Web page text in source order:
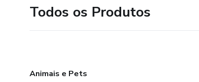
Todos os Produtos
Animais e Pets